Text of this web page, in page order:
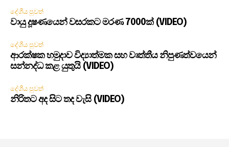
දේශීය පුවත්
වායු දූෂණයෙන් වසරකට මරණ 7000ක් (VIDEO)
දේශීය පුවත්
ආරක්ෂක හමුදාව විද්‍යාත්මක සහ වෘත්තීය නිපුණත්වයෙන්
සන්නද්ධ කළ යුතුයි (VIDEO)
දේශීය පුවත්
නිරිතට අද සිට තද වැසි (VIDEO)